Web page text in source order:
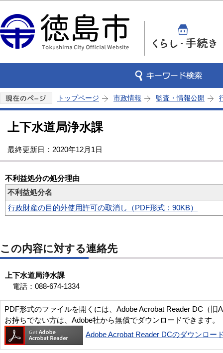
トップページ 市政情報 監査・情報公開
上下水道局浄水課
最終更新日：2020年12月1日
不利益処分の処分理由
不利益処分名
行政財産の目的外使用許可の取消し（PDF形式：90KB）
この内容に対する連絡先
上下水道局浄水課
電話：088-674-1334
PDF形式のファイルを開くには、Adobe Acrobat Reader DC（旧
お持ちでない方は、Adobe社から無償でダウンロードできます。
Adobe Acrobat Reader DCのダウンロー